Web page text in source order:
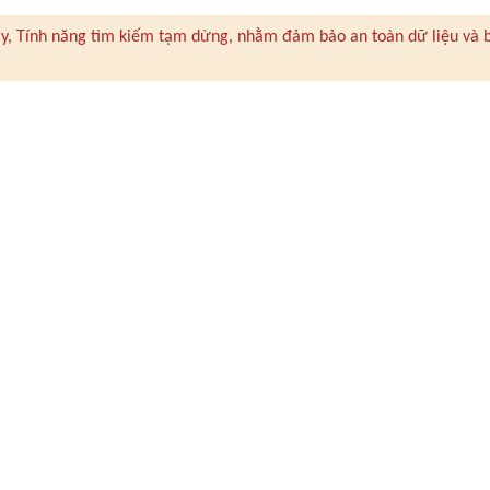
Tính năng tìm kiếm tạm dừng, nhằm đảm bảo an toàn dữ liệu và